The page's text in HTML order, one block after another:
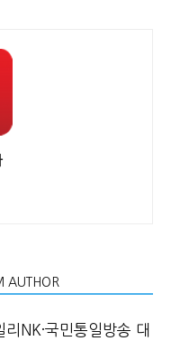
AUTHOR
NK·국민통일방송 대